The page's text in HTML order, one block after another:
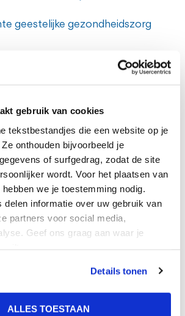
gebruik van cookies
tekstbestandjes die een website op je
onthouden bijvoorbeeld je
of surfgedrag, zodat de site
wordt. Voor het plaatsen van
we je toestemming nodig.
delen informatie over uw gebruik van
partners voor social media,
Geef ons graag aan waar je
Details tonen
ALLES TOESTAAN
bij de
en naasten kunnen een
doen op de
plaatsvinden in een instelling,
of thuis in de eigen
die zorg krijgt, kan zo
contact houden met
en blijven deelnemen
Als de eigen
veilig genoeg is of als de
het niet wil, kan opname in
een betere oplossing zijn.
geestelijke gezondheidszorg
Ministerie vragen om een
voor te bereiden. Een
houdt in dat verplichte zorg
toegepast.
Justitie bereidt de
voor.
verplichte zorg toestaan.